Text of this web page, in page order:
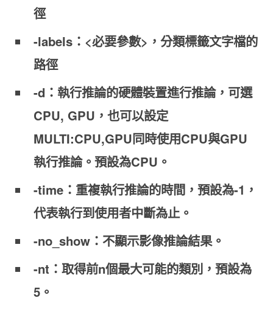
徑
-labels：<必要參數>，分類標籤文字檔的
路徑
-d：執行推論的硬體裝置進行推論，可選
CPU, GPU，也可以設定
MULTI:CPU,GPU同時使用CPU與GPU
執行推論。預設為CPU。
-time：重複執行推論的時間，預設為-1，
代表執行到使用者中斷為止。
-no_show：不顯示影像推論結果。
-nt：取得前n個最大可能的類別，預設為
5。